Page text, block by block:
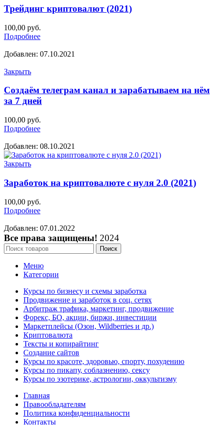
Трейдинг криптовалют (2021)
100,00 руб.
Подробнее
Добавлен: 07.10.2021
Закрыть
Создаём телеграм канал и зарабатываем на нём
за 7 дней
100,00 руб.
Подробнее
Добавлен: 08.10.2021
Закрыть
Заработок на криптовалюте с нуля 2.0 (2021)
100,00 руб.
Подробнее
Добавлен: 07.01.2022
Все права защищены! 2024
Поиск
Меню
Категории
Курсы по бизнесу и схемы заработка
Продвижение и заработок в соц. сетях
Арбитраж трафика, маркетинг, продвижение
Форекс, БО, акции, биржи, инвестиции
Маркетплейсы (Озон, Wildberries и др.)
Криптовалюта
Тексты и копирайтинг
Создание сайтов
Курсы по красоте, здоровью, спорту, похудению
Курсы по пикапу, соблазнению, сексу
Курсы по эзотерике, астрологии, оккультизму
Главная
Правообладателям
Политика конфиденциальности
Контакты